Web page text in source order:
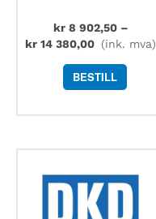
kr8 902,50–
kr 14 380,00 (ink. mva)
BESTILL